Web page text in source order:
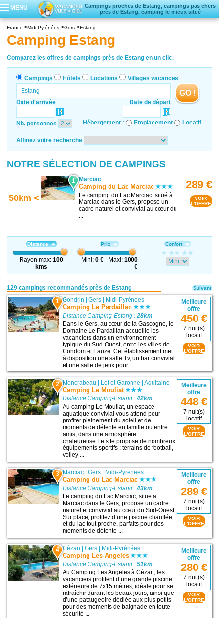
MENU
Campings proches de Estang, campings pas chers
près de Estang, camping le mieux situé
Locations vacances
Villages vacances
France Midi-Pyrénées Gers Estang
Camping Estang
Comparez les offres de campings près de Estang en un clic.
Campings Hôtels Locations Villages vacances
Date d'arrivée Date de départ
GO !
Nb. personnes Hébergement : Emplacement Locatif
Affinez votre recherche
NOTRE SÉLECTION DE CAMPINGS
50km <
1 Marciac
Camping du Lac Marciac
Le camping du Lac Marciac, situé à
Marciac dans le Gers, propose un
cadre naturel et convivial au cœur du
...
289 €
VOIR
L'OFFRE
Distance
Rayon max:100
kms
Prix
Mini: 0 € Maxi:1000
€
Confort
129 campings recommandés près de Estang
1 Gondrin |Gers | Midi-Pyrénées
Camping Le Pardaillan
Distance Camping-Estang :28km
Dans le Gers, au cœur de la Gascogne, le
Domaine Le Pardaillan accueille les
vacanciers dans un environnement
typique du Sud-Ouest, entre les villes de
Condom et Eauze. Cet établissement met
à disposition une salle Tv, un bar convivial
et une salle de jeux pour ...
Meilleure
offre
450 €
7 nuit(s)
locatif
VOIR
L'OFFRE
2 Moncrabeau Lot et Garonne |Aquitaine
Camping Le Mouliat
Distance Camping-Estang :42km
Au camping Le Mouliat, un espace
aquatique convivial vous attend pour
profiter pleinement du soleil et de
moments de détente en famille ou entre
amis, dans une atmosphère
chaleureuse.Le site propose de nombreux
équipements sportifs : terrains de football,
volley ...
Meilleure
offre
448 €
7 nuit(s)
locatif
VOIR
L'OFFRE
3 Marciac |Gers Midi-Pyrénées
Camping du Lac Marciac
Distance Camping-Estang :43km
Le camping du Lac Marciac, situé à
Marciac dans le Gers, propose un cadre
naturel et convivial au cœur du Sud-Ouest.
Sur place, profitez d’une piscine chauffée
et du lac tout proche, parfaits pour des
moments de détente ...
Meilleure
offre
289 €
7 nuit(s)
locatif
VOIR
L'OFFRE
4 Cézan |Gers Midi-Pyrénées
Camping Les Angeles
Distance Camping-Estang :51km
Au Camping Les Angeles à Cézan, les
vacanciers profitent d’une grande piscine
extérieure de 7x15 mètres, idéale pour se
rafraîchir durant les beaux jours, ainsi que
d’une pataugeoire dédiée aux plus petits
pour des moments de baignade en toute
sécurité ...
Meilleure
offre
280 €
7 nuit(s)
locatif
VOIR
L'OFFRE
Suivant